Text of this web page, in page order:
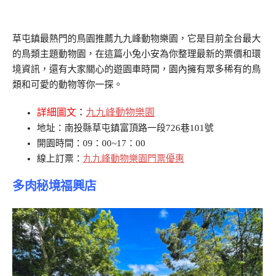
草屯鎮最熱門的鳥園推薦九九峰動物樂園，它是目前全台最大
的鳥類主題動物園，在這篇小兔小安為你整理最新的票價和環
境資訊，還有大家關心的遊園車時間，園內擁有眾多稀有的鳥
類和可愛的動物等你一探。
詳細圖文 ： 九九峰動物樂園
地址：南投縣草屯鎮富頂路一段726巷101號
開園時間：09：00~17：00
線上訂票： 九九峰動物樂園門票優惠
多肉秘境福興店